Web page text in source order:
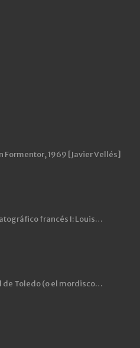
Formentor, 1969 [Javier Vellés]
francés I: Louis…
de Toledo (o el mordisco…